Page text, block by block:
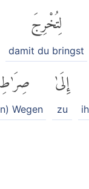
لِتُخْرِجَ
damit du bringst
إِلَىٰ
zu
Wegen